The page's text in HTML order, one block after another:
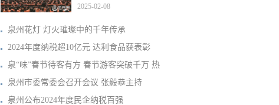
2025-02-08
泉州花灯 灯火璀璨中的千年传承
2024年度纳税超10亿元 达利食品获表彰
泉“味”春节待客有方 春节游客突破千万 热
泉州市委常委会召开会议 张毅恭主持
泉州公布2024年度民企纳税百强